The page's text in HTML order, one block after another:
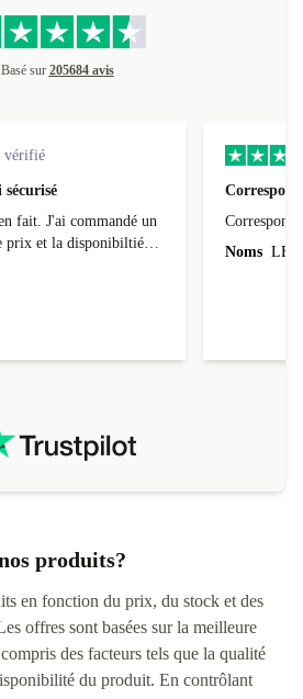
Basé sur 205684 avis
vérifié
sécurisé
fait. J'ai commandé un
prix et la disponibiltié
choisies.
Correspond
Noms LEO
produits?
en fonction du prix, du stock et des
offres sont basées sur la meilleure
des facteurs tels que la qualité
du produit. En contrôlant